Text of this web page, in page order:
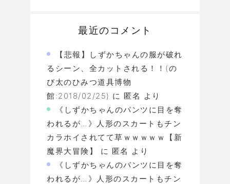
最近のコメント
【悲報】しずかちゃんの服が破れ
るシーン、全カットされる！！(の
び太のひみつ道具博物
館:2018/02/25) に 匿名 より
《しずかちゃんのパンツに目を奪
われるが…》人形のスカートもチン
カラホイされてて草ｗｗｗｗｗ【新
魔界大冒険】
に 匿名 より
《しずかちゃんのパンツに目を奪
われるが…》人形のスカートもチン